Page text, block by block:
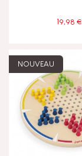
19,98 €
NOUVEAU